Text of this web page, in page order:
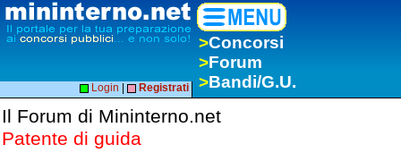
>Concorsi
>Forum
>Bandi/G.U.
Login Registrati
Il Forum di Mininterno.net
Patente di guida